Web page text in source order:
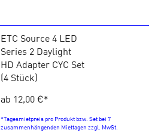
ETC Source 4 LED
Series 2 Daylight
HD Adapter CYC Set
(4 Stück)
ab 12,00 €*
*Tagesmietpreis pro Produkt bzw. Set bei 7
zusammenhängenden Miettagen zzgl. MwSt.